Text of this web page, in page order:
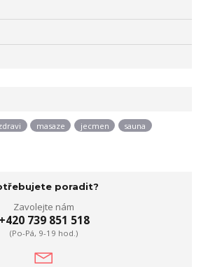
masaze jecmen
sauna
poradit?
Zavolejte nám
+420 739 851 518
(Po-Pá, 9-19 hod.)